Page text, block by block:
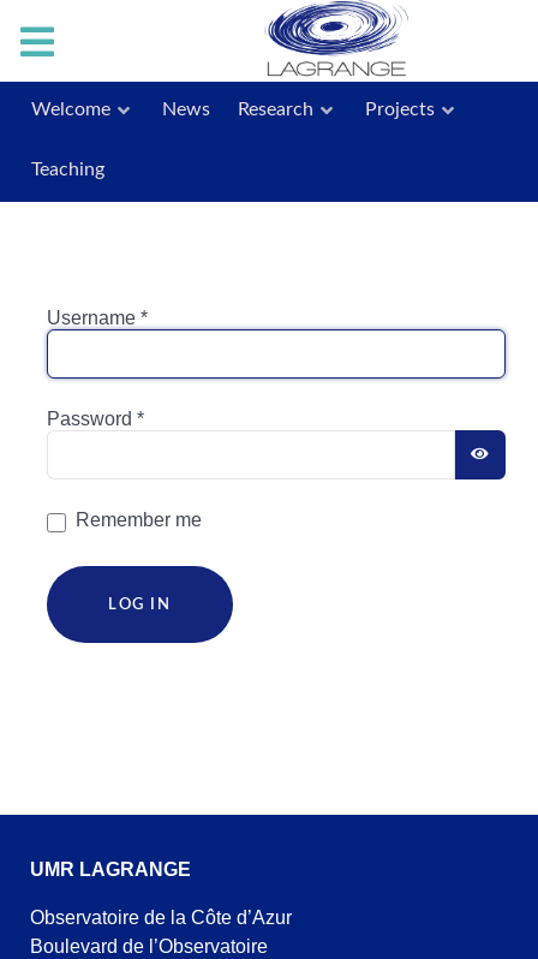
Welcome News Research Projects
Teaching
Username *
Password *
Remember me
LOG IN
UMR LAGRANGE
Observatoire de la Côte d’Azur
Boulevard de l’Observatoire